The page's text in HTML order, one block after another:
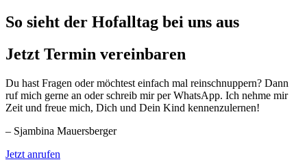
So sieht der Hofalltag bei uns aus
Jetzt Termin vereinbaren
Du hast Fragen oder möchtest einfach mal reinschnuppern? Dann
ruf mich gerne an oder schreib mir per WhatsApp. Ich nehme mir
Zeit und freue mich, Dich und Dein Kind kennenzulernen!
– Sjambina Mauersberger
Jetzt anrufen